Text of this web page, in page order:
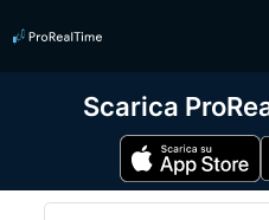
Scarica